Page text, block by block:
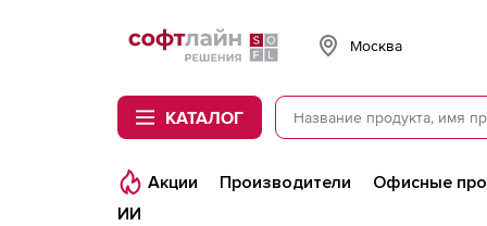
Softline
Москва
КАТАЛОГ
Акции Производители Офисные
ИИ